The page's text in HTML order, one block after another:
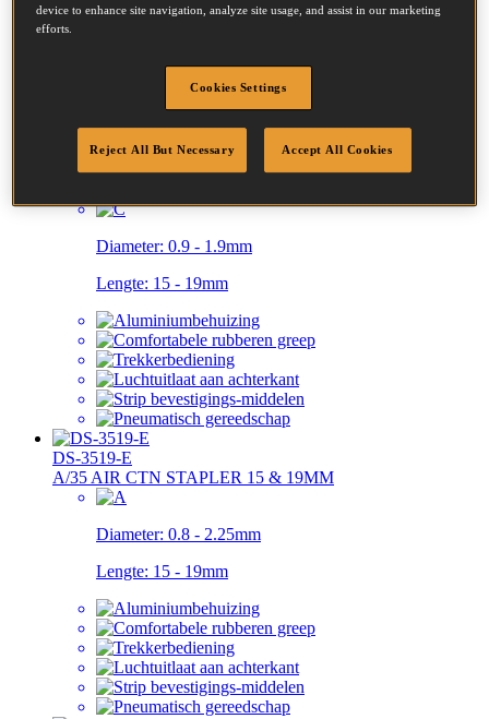
Lengte:12 - 19mm
DS-3219-E
Diameter: 0.9 - 1.9mm
Lengte: 15 - 19mm
DS-3519-E
A/35 AIR CTN STAPLER 15 & 19MM
Diameter: 0.8 - 2.25mm
Lengte: 15 - 19mm
device to enhance site navigation, analyze site usage, and assist in our marketing
efforts.
Cookies Settings
Reject All But Necessary Accept All Cookies